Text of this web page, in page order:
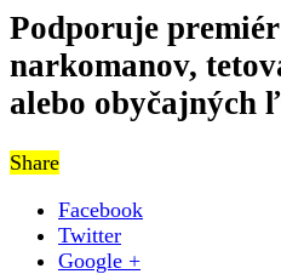
Podporuje
narkomanov,
alebo obyčajných
Share
Facebook
Twitter
Google +